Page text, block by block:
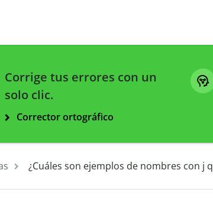
Corrige tus errores con un
solo clic.
Corrector ortográfico
¿Cuáles son ejemplos de nombres con j